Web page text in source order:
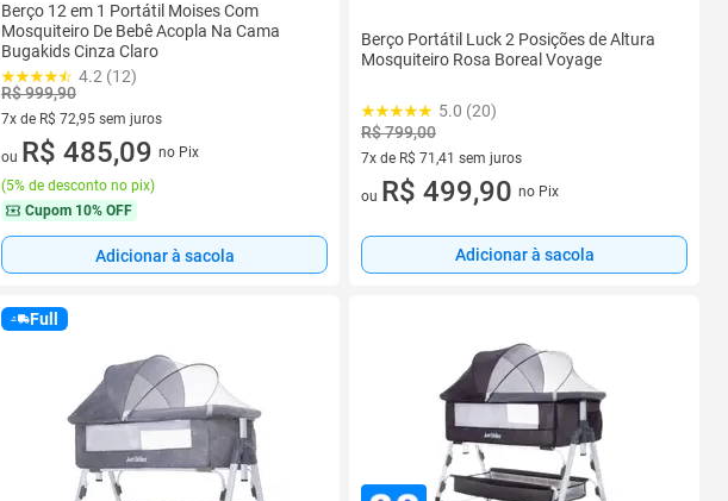
Berço 12 em 1 Portátil Moises Com
Mosquiteiro De Bebê Acopla Na Cama
Bugakids Cinza Claro
4.2 (12)
R$ 999,90
7x de R$ 72,95 sem juros
7 vez de R$ 72,95 sem juros
ou R$ 485,09 no Pix
(5% de desconto no pix)
Cupom 10% OFF
Adicionar à sacola
Berço Portátil Luck 2 Posições de Altura
Mosquiteiro Rosa Boreal Voyage
5.0 (20)
R$ 799,00
7x de R$ 71,41 sem juros
7 vez de R$ 71,41 sem juros
ou R$ 499,90 no Pix
Adicionar à sacola
Full